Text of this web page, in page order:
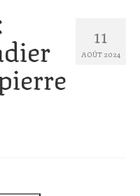
11
AOÛT 2024